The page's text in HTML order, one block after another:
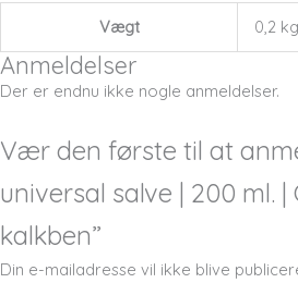
Vægt
0,2 kg
Anmeldelser
Der er endnu ikke nogle anmeldelser.
Vær den første til at
universal salve | 200 ml. |
kalkben”
Din e-mailadresse vil ikke blive